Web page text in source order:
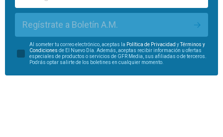
Regístrate a Boletín A.M.
Al someter tu correo electrónico, aceptas la Política de Privacidad y
Términos y
Condiciones de El Nuevo Día. Además, aceptas recibir información u ofertas
especiales de productos o servicios de GFR Media, sus afiliadas o de terceros.
Podrás optar salirte de los boletines en cualquier momento.